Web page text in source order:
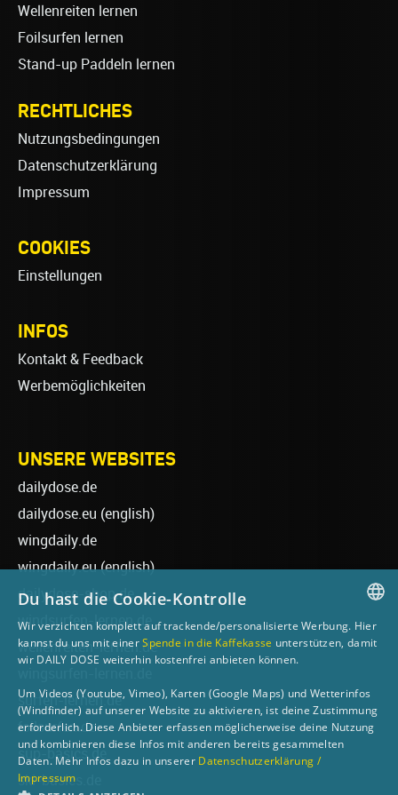
Wellenreiten lernen
Foilsurfen lernen
Stand-up Paddeln lernen
RECHTLICHES
Nutzungsbedingungen
Datenschutzerklärung
Impressum
COOKIES
Einstellungen
INFOS
Kontakt & Feedback
Werbemöglichkeiten
UNSERE WEBSITES
dailydose.de
dailydose.eu (english)
wingdaily.de
wingdaily.eu(english)
dailydose-shop.de
windsurfen-lernen.de
wellenreiten-lernen.de
surfen-lernen.de
foilsurfen.de
sup-basics.de
ski-basics.de
GERMAN
Du hast die Cookie-Kontrolle
Wir verzichten komplett auf trackende/personalisierte Werbung. Hier
kannst du uns mit einerSpende in die Kaffekasse unterstützen, damit
wir DAILY DOSE weiterhin kostenfrei anbieten können.
Um Videos (Youtube, Vimeo), Karten (Google Maps) und Wetterinfos
(Windfinder) auf unserer Website zu aktivieren, ist deine Zustimmung
erforderlich. Diese Anbieter erfassen möglicherweise deine Nutzung
und kombinieren diese Infos mit anderen bereits gesammelten
Daten. Mehr Infos dazu in unserer Datenschutzerklärung /
Impressum